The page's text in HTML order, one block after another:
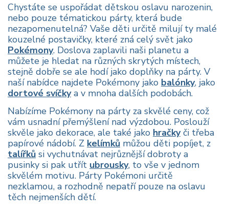
Chystáte se uspořádat dětskou oslavu narozenin,
nebo pouze tématickou párty, která bude
nezapomenutelná? Vaše děti určitě milují ty malé
kouzelné postavičky, které zná celý svět jako
Pokémony. Doslova zaplavili naši planetu a
můžete je hledat na různých skrytých místech,
stejně dobře se ale hodí jako doplňky na párty. V
naší nabídce najdete Pokémony jako balónky, jako
dortové svíčkya v mnoha dalších podobách.
Nabízíme Pokémony na párty za skvělé ceny, což
vám usnadní přemýšlení nad výzdobou. Poslouží
skvěle jako dekorace, ale také jako hračkyči třeba
papírové nádobí. Z kelímků můžou děti popíjet, z
talířků si vychutnávat nejrůznější dobroty a
pusinky si pak utřít ubrousky, to vše v jednom
skvělém motivu. Párty Pokémoni určitě
nezklamou, a rozhodně nepatří pouze na oslavu
těch nejmenších dětí.